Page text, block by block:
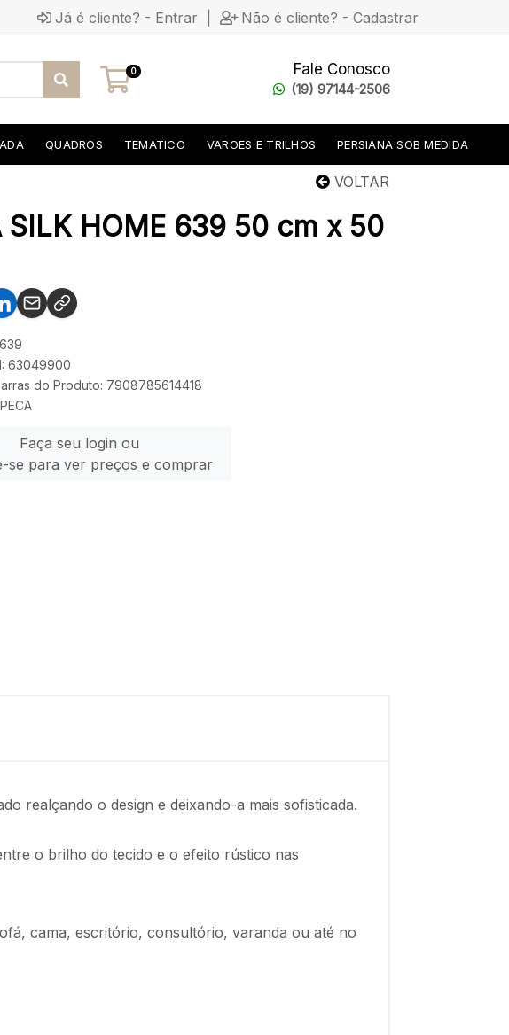
Já é cliente? - Entrar Não é cliente? - Cadastrar
0 Fale Conosco
(19) 97144-2506
QUADROS TEMATICO VAROES E TRILHOS PERSIANA SOB MEDIDA
VOLTAR
SILK HOME 639 50 cm x 50
63049900
do Produto: 7908785614418
Faça seu login ou
se para ver preços e comprar
realçando o design e deixando-a mais sofisticada.
o brilho do tecido e o efeito rústico nas
cama, escritório, consultório, varanda ou até no